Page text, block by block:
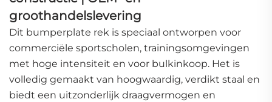
groothandelslevering
Dit bumperplate rek is speciaal ontworpen voor
commerciële sportscholen, trainingsomgevingen
met hoge intensiteit en voor bulkinkoop. Het is
volledig gemaakt van hoogwaardig, verdikt staal en
biedt een uitzonderlijk draagvermogen en